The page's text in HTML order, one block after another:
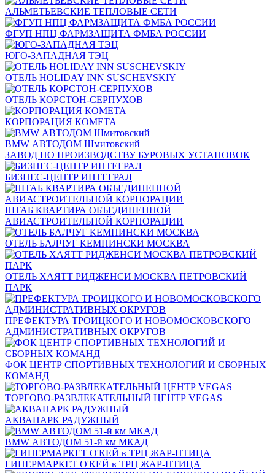
АЛЬМЕТЬЕВСКИЕ ТЕПЛОВЫЕ СЕТИ
ФГУП НПЦ ФАРМЗАЩИТА ФМБА РОССИИ
ЮГО-ЗАПАДНАЯ ТЭЦ
ОТЕЛЬ HOLIDAY INN SUSCHEVSKIY
ОТЕЛЬ КОРСТОН-СЕРПУХОВ
КОРПОРАЦИЯ КОМЕТА
BMW АВТОДОМ Шмитовский
ЗАВОД ПО ПРОИЗВОДСТВУ БУРОВЫХ УСТАНОВОК
БИЗНЕС-ЦЕНТР ИНТЕГРАЛ
ШТАБ КВАРТИРА ОБЪЕДИНЕННОЙ
АВИАСТРОИТЕЛЬНОЙ КОРПОРАЦИИ
ОТЕЛЬ БАЛЧУГ КЕМПИНСКИ МОСКВА
ОТЕЛЬ ХАЯТТ РИДЖЕНСИ МОСКВА ПЕТРОВСКИЙ
ПАРК
ПРЕФЕКТУРА ТРОИЦКОГО И НОВОМОСКОВСКОГО
АДМИНИСТРАТИВНЫХ ОКРУГОВ
ФОК ЦЕНТР СПОРТИВНЫХ ТЕХНОЛОГИЙ И СБОРНЫХ
КОМАНД
ТОРГОВО-РАЗВЛЕКАТЕЛЬНЫЙ ЦЕНТР VEGAS
АКВАПАРК РАДУЖНЫЙ
BMW АВТОДОМ 51-й км МКАД
ГИПЕРМАРКЕТ О'КЕЙ в ТРЦ ЖАР-ПТИЦА